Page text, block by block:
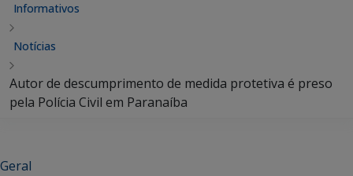
Informativos
Notícias
Autor de descumprimento de medida protetiva é preso
pela Polícia Civil em Paranaíba
Geral